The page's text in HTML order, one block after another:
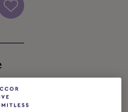
qui accueille
d'affaires, de